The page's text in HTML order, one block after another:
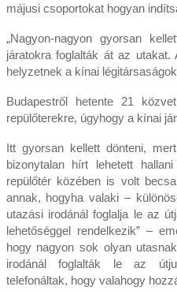
májusi csoportokat hogyan
„Nagyon-nagyon gyorsan
járatokra foglalták át az
helyzetnek a kínai
Budapestről hetente 21
repülőterekre, úgyhogy a kínai
Itt gyorsan kellett dönteni,
bizonytalan hírt lehetett
repülőtér közében is volt
annak, hogyha valaki –
utazási irodánál foglalja le az
lehetőséggel rendelkezik” –
hogy nagyon sok olyan
irodánál foglalták le az
telefonáltak, hogy valahogy